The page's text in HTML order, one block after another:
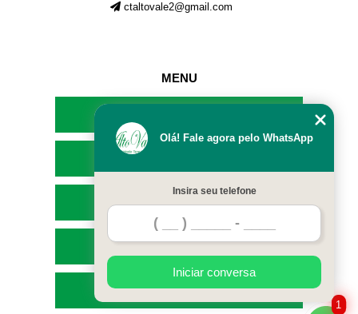
ctaltovale2@gmail.com
MENU
SERVIÇOS
MAPA DO SITE
1
Olá! Fale agora pelo WhatsApp
Insira seu telefone
Iniciar conversa